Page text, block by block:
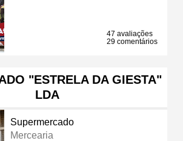
47 avaliações
29 comentários
"ESTRELA DA GIESTA"
LDA
Supermercado
Mercearia